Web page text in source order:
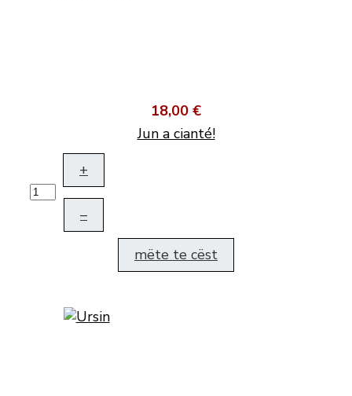
18,00 €
Jun a cianté!
+
–
mëte te cëst